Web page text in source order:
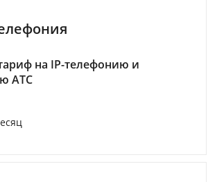
на IP-телефонию и
АТС